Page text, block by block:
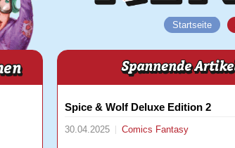
Startseite
Spice & Wolf Deluxe Edition 2
30.04.2025 Comics Fantasy